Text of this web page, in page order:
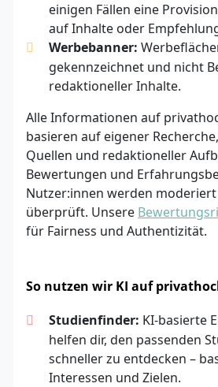
einigen Fällen eine
auf Inhalte oder
Werbebanner:
gekennzeichnet und nicht
redaktioneller Inhalte.
Alle Informationen auf
basieren auf eigener
Quellen und redaktioneller
Bewertungen und
Nutzer:innen werden
überprüft. Unsere
für Fairness und Authentizität.
So nutzen wir KI auf
Studienfinder: KI-basierte
helfen dir, den passenden
schneller zu entdecken –
Interessen und Zielen.